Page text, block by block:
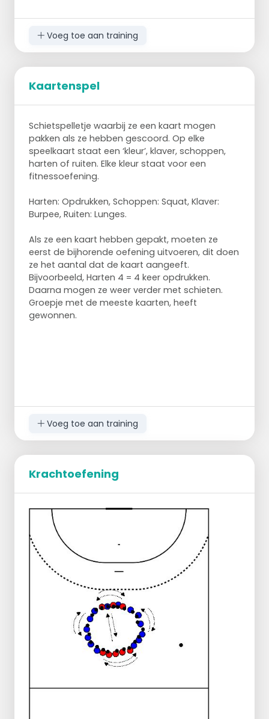
Voeg toe aan training
Kaartenspel
Schietspelletje waarbij ze een kaart mogen
pakken als ze hebben gescoord. Op elke
speelkaart staat een ‘kleur’, klaver, schoppen,
harten of ruiten. Elke kleur staat voor een
fitnessoefening.
Harten: Opdrukken, Schoppen: Squat, Klaver:
Burpee, Ruiten: Lunges.
Als ze een kaart hebben gepakt, moeten ze
eerst de bijhorende oefening uitvoeren, dit doen
ze het aantal dat de kaart aangeeft.
Bijvoorbeeld, Harten 4 = 4 keer opdrukken.
Daarna mogen ze weer verder met schieten.
Groepje met de meeste kaarten, heeft
gewonnen.
Voeg toe aan training
Krachtoefening